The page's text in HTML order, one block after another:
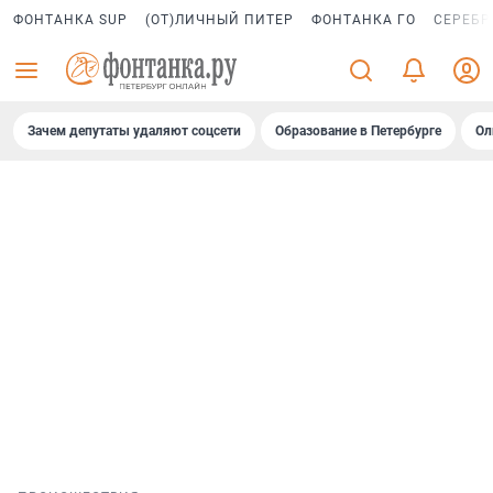
ФОНТАНКА SUP (ОТ)ЛИЧНЫЙ ПИТЕР ФОНТАНКА ГО
Зачем депутаты удаляют соцсети Образование в Петербурге